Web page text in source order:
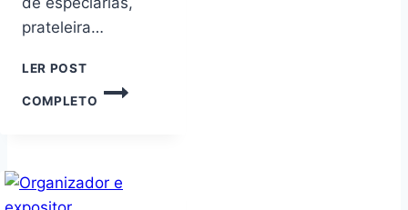
prateleira…
LER POST
COMPLETO
PACOTE
DE